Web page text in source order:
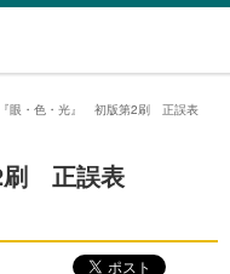
『眼・色・光』 初版第2刷 正誤表
刷 正誤表